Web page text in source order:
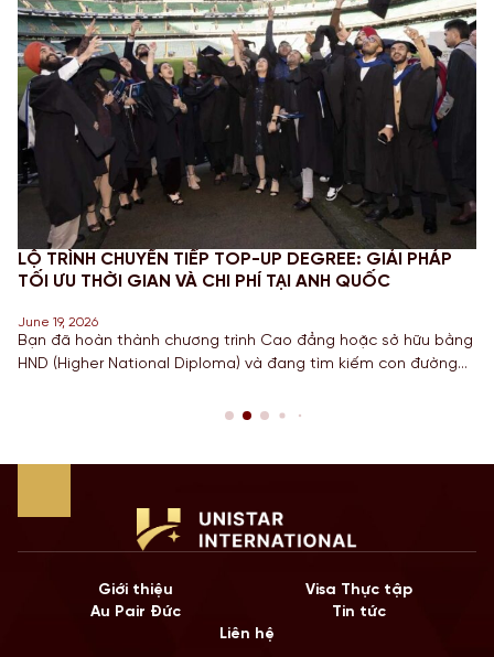
LỘ TRÌNH CHUYỂN TIẾP TOP-UP DEGREE: GIẢI PHÁP
TỐI ƯU THỜI GIAN VÀ CHI PHÍ TẠI ANH QUỐC
June 19, 2026
Bạn đã hoàn thành chương trình Cao đẳng hoặc sở hữu bằng
HND (Higher National Diploma) và đang tìm kiếm con đường
Quốc gia có nền giáo dục hàng đầu? Lộ trình chuyển tiếp
Giới thiệu
Visa Thực tập
Au Pair Đức
Tin tức
Liên hệ